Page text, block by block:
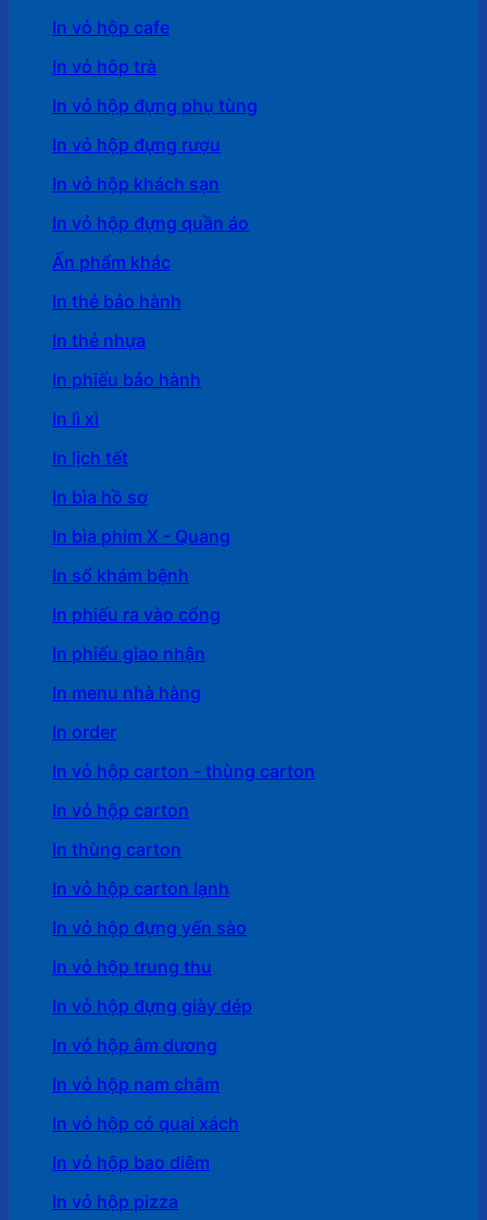
In vỏ hộp cafe
In vỏ hôp trà
In vỏ hộp đựng phụ tùng
In vỏ hộp đựng rượu
In vỏ hộp khách sạn
In vỏ hộp đựng quần áo
Ấn phẩm khác
In thẻ bảo hành
In thẻ nhựa
In phiếu bảo hành
In lì xì
In lịch tết
In bìa hồ sơ
In bìa phim X - Quang
In sổ khám bệnh
In phiếu ra vào cổng
In phiếu giao nhận
In menu nhà hàng
In order
In vỏ hộp carton - thùng carton
In vỏ hộp carton
In thùng carton
In vỏ hộp carton lạnh
In vỏ hộp đựng yến sào
In vỏ hộp trung thu
In vỏ hộp đựng giày dép
In vỏ hộp âm dương
In vỏ hộp nam châm
In vỏ hộp có quai xách
In vỏ hộp bao diêm
In vỏ hộp pizza